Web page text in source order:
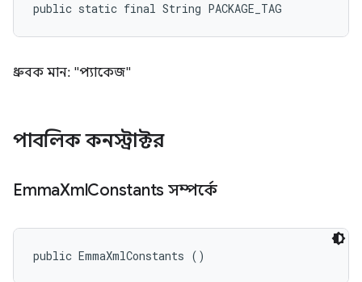
public static final String PACKAGE_TAG
ধ্রুবক মান: "প্যাকেজ"
পাবলিক কনস্ট্রাক্টর
EmmaXmlConstants সম্পর্কে
public EmmaXmlConstants ()